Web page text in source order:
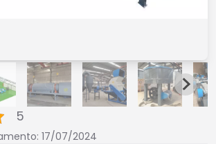
5
17/07/2024